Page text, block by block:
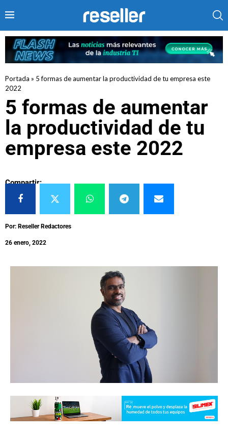
Portada » 5 formas de aumentar la productividad de tu empresa este
2022
5 formas de aumentar
la productividad de tu
empresa este 2022
Compartir:
Por: Reseller Redactores
26 enero, 2022